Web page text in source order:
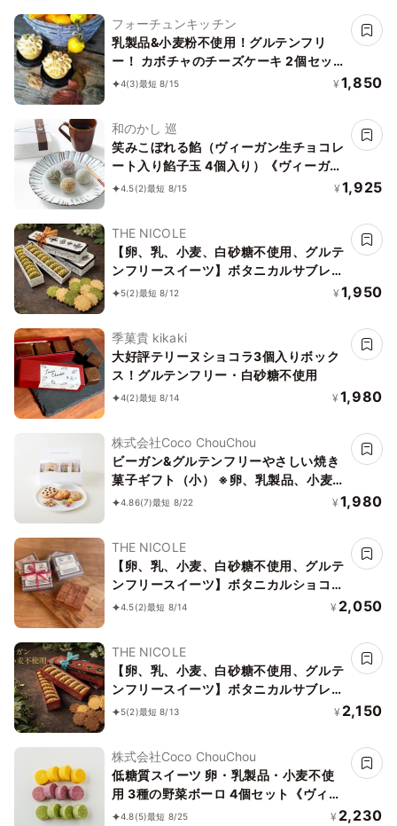
フォーチュンキッチン
乳製品&小麦粉不使用！グルテンフリ
ー！ カボチャのチーズケーキ 2個セッ
ト《ヴィーガンスイーツ》
4(3)最短 8/15 ¥ 1,850
和のかし 巡
笑みこぼれる餡（ヴィーガン生チョコレ
ート入り餡子玉 4個入り）《ヴィーガン
スイーツ》
4.5(2)最短 8/15 ¥ 1,925
THE NICOLE
【卵、乳、小麦、白砂糖不使用、グルテ
ンフリースイーツ】ボタニカルサブレ
京抹茶、黒糖バニラサブレ缶 2種アソー
5(2)最短 8/12 ¥ 1,950
季菓貴 kikaki
大好評テリーヌショコラ3個入りボック
ス！グルテンフリー・白砂糖不使用
4(2)最短 8/14 ¥ 1,980
株式会社Coco ChouChou
ビーガン&グルテンフリーやさしい焼き
菓子ギフト（小） ※卵、乳製品、小麦
粉、白砂糖不使用 《ヴィーガンスイー
4.86(7)最短 8/22 ¥ 1,980
THE NICOLE
【卵、乳、小麦、白砂糖不使用、グルテ
ンフリースイーツ】ボタニカルショコラ
京豆腐生チョコ 《ヴィーガンスイー
4.5(2)最短 8/14 ¥ 2,050
THE NICOLE
【卵、乳、小麦、白砂糖不使用、グルテ
ンフリースイーツ】ボタニカルサブレ
カカオ、黒糖バニラサブレ缶 2種アソー
5(2)最短 8/13 ¥ 2,150
株式会社Coco ChouChou
低糖質スイーツ 卵・乳製品・小麦不使
用 3種の野菜ボーロ 4個セット《ヴィー
ガンスイーツ》《グルテンフリー》《ア
4.8(5)最短 8/25 ¥ 2,230